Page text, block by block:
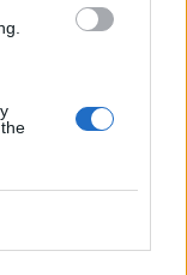
Παππάς, που είναι